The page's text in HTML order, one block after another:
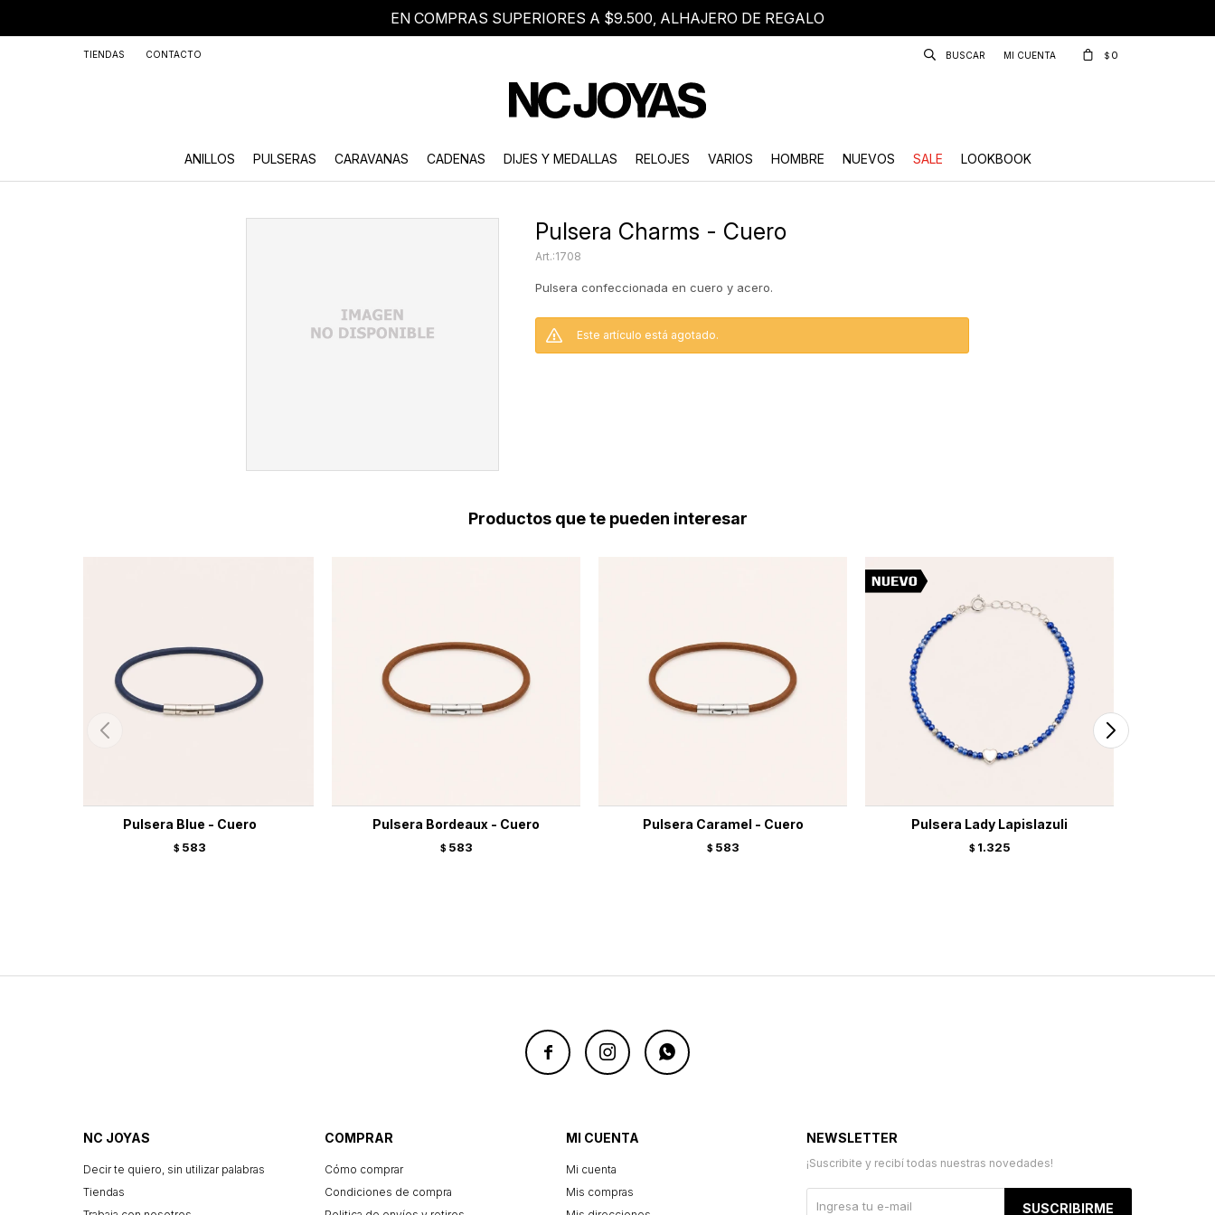
EN COMPRAS SUPERIORES A $9.500, ALHAJERO DE REGALO
ANILLOS PULSERAS CARAVANAS CADENAS DIJES Y MEDALLAS RELOJES VARIOS HOMBRE NUEVOS SALE LOOKBOOK
$ 0
TIENDAS CONTACTO
Pulsera Charms - Cuero
1708
Pulsera confeccionada en cuero y acero.
Este artículo está agotado.
Productos que te pueden interesar
Pulsera Blue - Cuero
$ 583
Pulsera Bordeaux - Cuero
$ 583
Pulsera Caramel - Cuero
$ 583
Pulsera Lady Lapislazuli
$ 1.325
  
NC JOYAS
Decir te quiero, sin utilizar palabras
Tiendas
COMPRAR
Cómo comprar
Condiciones de compra
MI CUENTA
Mi cuenta
Mis compras
NEWSLETTER
¡Suscribite y recibí todas nuestras novedades!
SUSCRIBIRME